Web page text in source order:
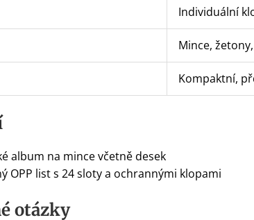
Individuální
Mince,
Kompaktní,
album na mince včetně desek
OPP list s 24 sloty a ochrannými klopami
otázky